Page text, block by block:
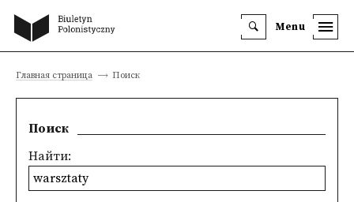
Menu
Главная страница Поиск
Поиск
Найти: